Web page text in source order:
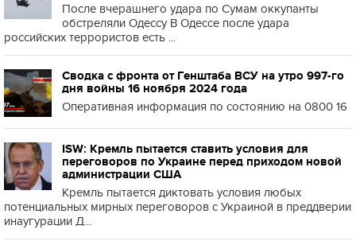
После вчерашнего удара по Сумам оккупанты
обстреляли Одессу В Одессе после удара
российских террористов есть ...
Сводка с фронта от Генштаба ВСУ на утро 997-го
дня войны 16 ноября 2024 года
Оперативная информация по состоянию на 0800 16
ISW: Кремль пытается ставить условия для
переговоров по Украине перед приходом новой
администрации США
Кремль пытается диктовать условия любых
потенциальных мирных переговоров с Украиной в преддверии
инаугурации Д...